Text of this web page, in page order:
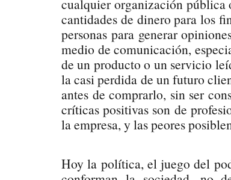
cualquier organización pública
cantidades de dinero para los
personas para generar
medio de comunicación,
de un producto o un servicio
la casi perdida de un futuro
antes de comprarlo, sin ser
críticas positivas son de
la empresa, y las peores
Hoy la política, el juego del